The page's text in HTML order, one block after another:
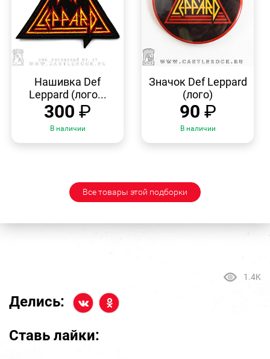
ПРОСМОТР
Нашивка Def
Leppard (лого...
300 ₽
В наличии
ПРОСМОТР
Значок Def Leppard
(лого)
90 ₽
В наличии
Все товары этой подборки
1.4K
Делись:
Ставь лайки: